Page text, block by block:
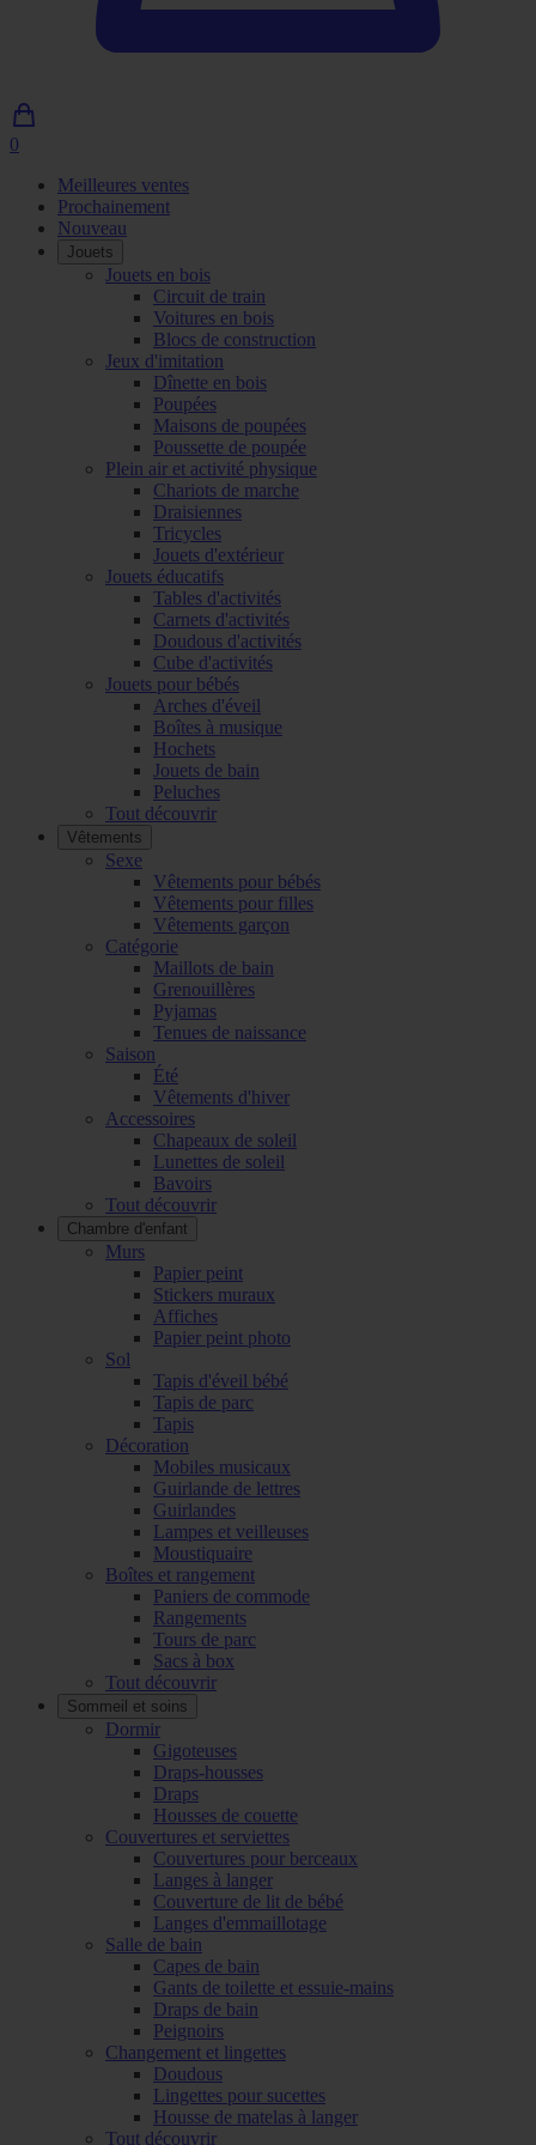
0
dans
panier
Meilleures ventes
Prochainement
Nouveau
Jouets
Jouets en bois
Circuit de train
Voitures en bois
Blocs de construction
Jeux d'imitation
Dînette en bois
Poupées
Maisons de poupées
Poussette de poupée
Plein air et activité physique
Chariots de marche
Draisiennes
Tricycles
Jouets d'extérieur
Jouets éducatifs
Tables d'activités
Carnets d'activités
Doudous d'activités
Cube d'activités
Jouets pour bébés
Arches d'éveil
Boîtes à musique
Hochets
Jouets de bain
Peluches
Tout découvrir
Vêtements
Sexe
Vêtements pour bébés
Vêtements pour filles
Vêtements garçon
Catégorie
Maillots de bain
Grenouillères
Pyjamas
Tenues de naissance
Saison
Été
Vêtements d'hiver
Accessoires
Chapeaux de soleil
Lunettes de soleil
Bavoirs
Tout découvrir
Chambre d'enfant
Murs
Papier peint
Stickers muraux
Affiches
Papier peint photo
Sol
Tapis d'éveil bébé
Tapis de parc
Tapis
Décoration
Mobiles musicaux
Guirlande de lettres
Guirlandes
Lampes et veilleuses
Moustiquaire
Boîtes et rangement
Paniers de commode
Rangements
Tours de parc
Sacs à box
Tout découvrir
Sommeil et soins
Dormir
Gigoteuses
Draps-housses
Draps
Housses de couette
Couvertures et serviettes
Couvertures pour berceaux
Langes à langer
Couverture de lit de bébé
Langes d'emmaillotage
Salle de bain
Capes de bain
Gants de toilette et essuie-mains
Draps de bain
Peignoirs
Changement et lingettes
Doudous
Lingettes pour sucettes
Housse de matelas à langer
Tout découvrir